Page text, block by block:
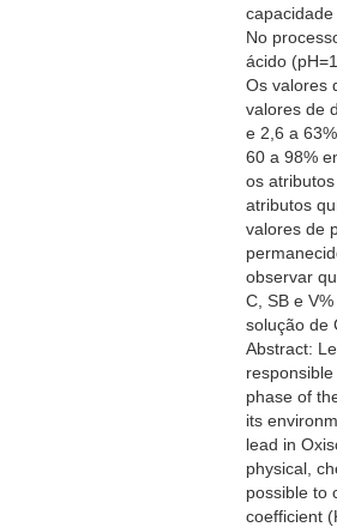
No
ácido
Os valores
valores de
e 2,6 a
60 a 98%
os
atributos
valores de
observar
C, SB e
solução de
Abstract:
phase of
its
lead in
physical,
possible to
coefficient